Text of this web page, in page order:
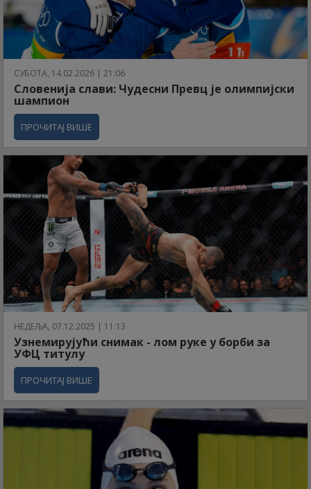
СУБОТА, 14.02.2026 | 21:06
Словенија слави: Чудесни Превц је олимпијски
шампион
ПРОЧИТАЈ ВИШЕ
НЕДЕЉА, 07.12.2025 | 11:13
Узнемирујући снимак - лом руке у борби за
УФЦ титулу
ПРОЧИТАЈ ВИШЕ